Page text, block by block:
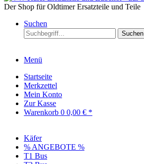
Der Shop für Oldtimer Ersatzteile und Teile
Suchen
Suchen
Menü
Startseite
Merkzettel
Mein Konto
Zur Kasse
Warenkorb 0 0,00 € *
Käfer
% ANGEBOTE %
T1 Bus